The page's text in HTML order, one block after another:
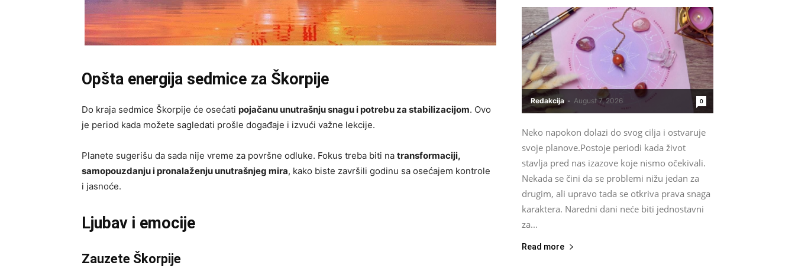
Opšta energija sedmice za Škorpije
Do kraja sedmice Škorpije će osećati pojačanu unutrašnju snagu i potrebu za stabilizacijom. Ovo
je period kada možete sagledati prošle događaje i izvući važne lekcije.
Planete sugerišu da sada nije vreme za površne odluke. Fokus treba biti na transformaciji,
samopouzdanju i pronalaženju unutrašnjeg mira, kako biste završili godinu sa osećajem kontrole
i jasnoće.
Ljubav i emocije
Zauzete Škorpije
Redakcija - August 7, 2026 0
Neko napokon dolazi do svog cilja i ostvaruje
svoje planove.Postoje periodi kada život
stavlja pred nas izazove koje nismo očekivali.
Nekada se čini da se problemi nižu jedan za
drugim, ali upravo tada se otkriva prava snaga
karaktera. Naredni dani neće biti jednostavni
za...
Read more